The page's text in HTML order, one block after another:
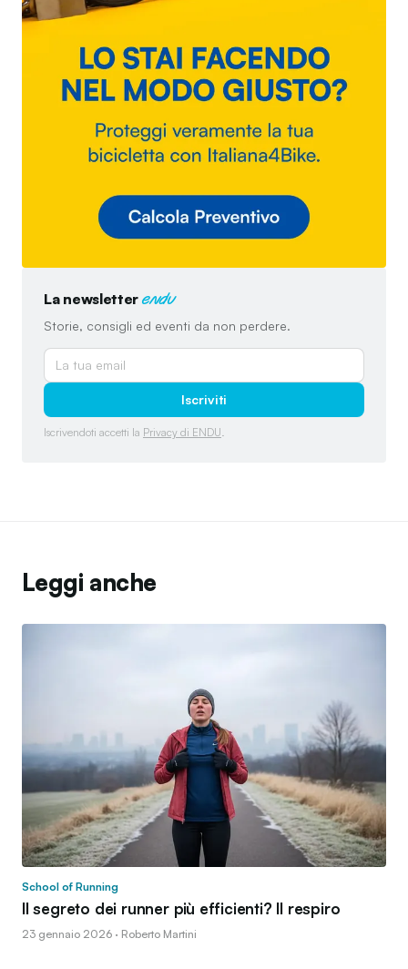
La newsletter endu
Storie, consigli ed eventi da non perdere.
Iscriviti
Iscrivendoti accetti la Privacy di ENDU
Leggi anche
School of Running
Il segreto dei runner più efficienti? Il respiro
23 gennaio 2026 · Roberto Martini